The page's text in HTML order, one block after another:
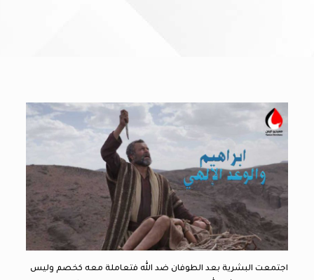
اجتمعت البشرية بعد الطوفان ضد الله فتعاملة معه كخصم وليس